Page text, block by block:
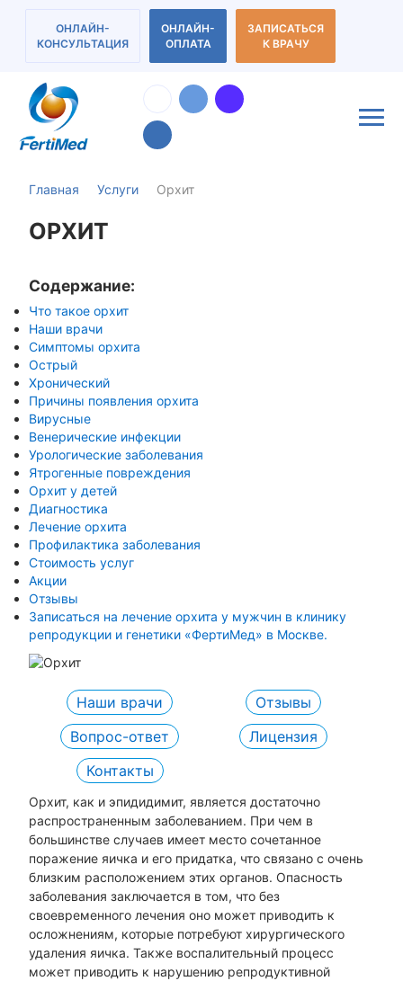
ОНЛАЙН-
КОНСУЛЬТАЦИЯ
ОНЛАЙН-
ОПЛАТА
ЗАПИСАТЬСЯ
К ВРАЧУ
Главная Услуги Орхит
ОРХИТ
Содержание:
Что такое орхит
Наши врачи
Симптомы орхита
Острый
Хронический
Причины появления орхита
Вирусные
Венерические инфекции
Урологические заболевания
Ятрогенные повреждения
Орхит у детей
Диагностика
Лечение орхита
Профилактика заболевания
Стоимость услуг
Акции
Отзывы
Записаться на лечение орхита у мужчин в клинику
репродукции и генетики «ФертиМед» в Москве.
Наши врачи
Отзывы
Вопрос-ответ
Лицензия
Контакты
Орхит, как и эпидидимит, является достаточно
распространенным заболеванием. При чем в
большинстве случаев имеет место сочетанное
поражение яичка и его придатка, что связано с очень
близким расположением этих органов. Опасность
заболевания заключается в том, что без
своевременного лечения оно может приводить к
осложнениям, которые потребуют хирургического
удаления яичка. Также воспалительный процесс
может приводить к нарушению репродуктивной